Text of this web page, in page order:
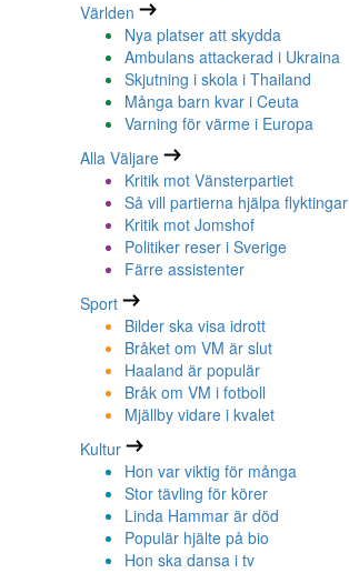
Världen
Nya platser att skydda
Ambulans attackerad i Ukraina
Skjutning i skola i Thailand
Många barn kvar i Ceuta
Varning för värme i Europa
Alla Väljare
Kritik mot Vänsterpartiet
Så vill partierna hjälpa flyktingar
Kritik mot Jomshof
Politiker reser i Sverige
Färre assistenter
Sport
Bilder ska visa idrott
Bråket om VM är slut
Haaland är populär
Bråk om VM i fotboll
Mjällby vidare i kvalet
Kultur
Hon var viktig för många
Stor tävling för körer
Linda Hammar är död
Populär hjälte på bio
Hon ska dansa i tv